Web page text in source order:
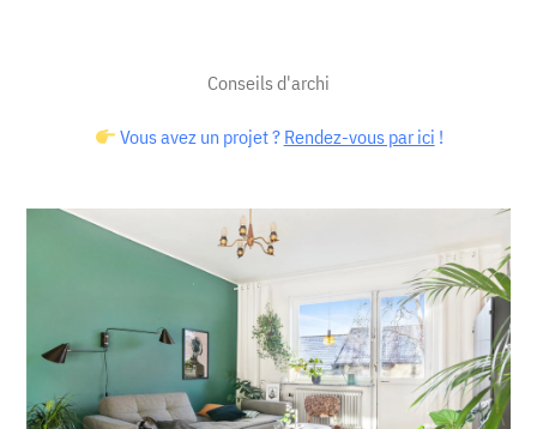
Conseils d'archi
Vous avez un projet ? Rendez-vous par ici !